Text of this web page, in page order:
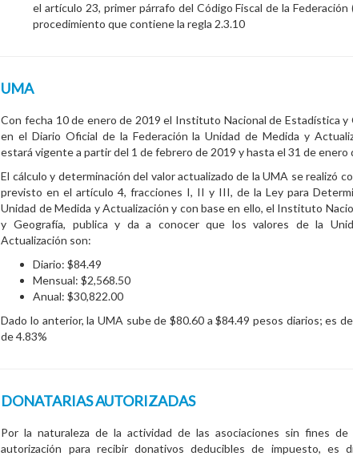
el artículo 23, primer párrafo del Código Fiscal de la Federación
procedimiento que contiene la regla 2.3.10
UMA
Con fecha 10 de enero de 2019 el Instituto Nacional de Estadística y
en el Diario Oficial de la Federación la Unidad de Medida y
estará vigente a partir del 1 de febrero de 2019 y hasta el 31 de enero
El cálculo y determinación del valor actualizado de la UMA se realizó
previsto en el artículo 4, fracciones I, II y III, de la Ley para
Unidad de Medida y Actualización y con base en ello, el Instituto
y Geografía, publica y da a conocer que los valores de la
Actualización son:
Diario: $84.49
Mensual: $2,568.50
Anual: $30,822.00
Dado lo anterior, la UMA sube de $80.60 a $84.49 pesos diarios; es
de 4.83%
DONATARIAS AUTORIZADAS
Por la naturaleza de la actividad de las asociaciones sin fines
autorización para recibir donativos deducibles de impuesto, es